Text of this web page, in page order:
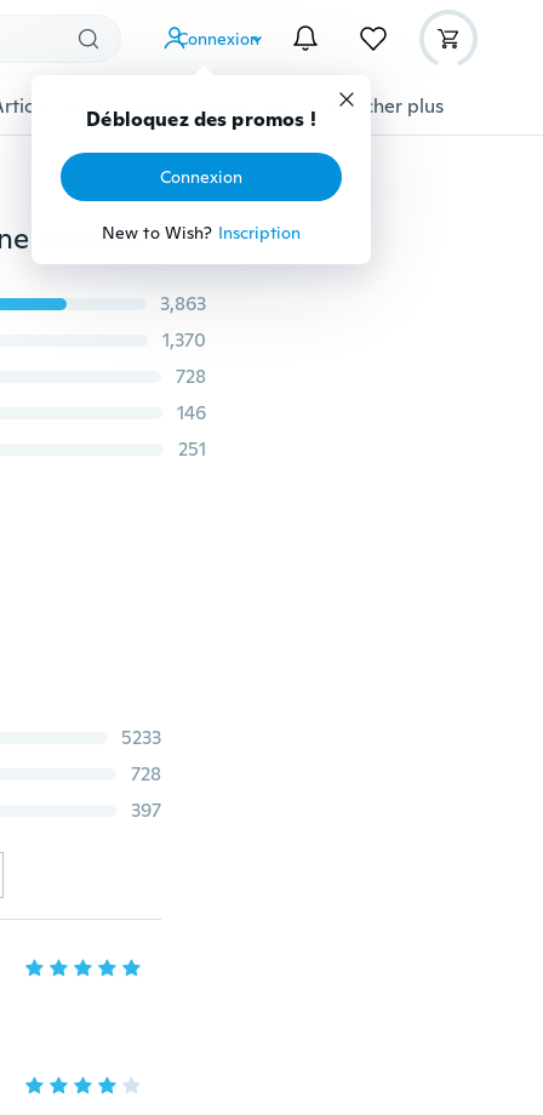
Connexion
Débloquez des promos !
Connexion
New to Wish? Inscription
pour animaux domestiques Afficher plus
Thermomètre numérique alimentaire, style stylo cuisine barbecue outils de salle à manger Instruments de mesure de température cuisson Termometro
3,863
1,370
728
146
251
5233
728
397